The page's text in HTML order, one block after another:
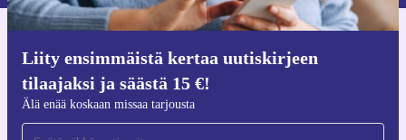
Liity ensimmäistä kertaa uutiskirjeen
tilaajaksi ja säästä 15 €!
Älä enää koskaan missaa tarjousta
iOS:lle ja Androidille